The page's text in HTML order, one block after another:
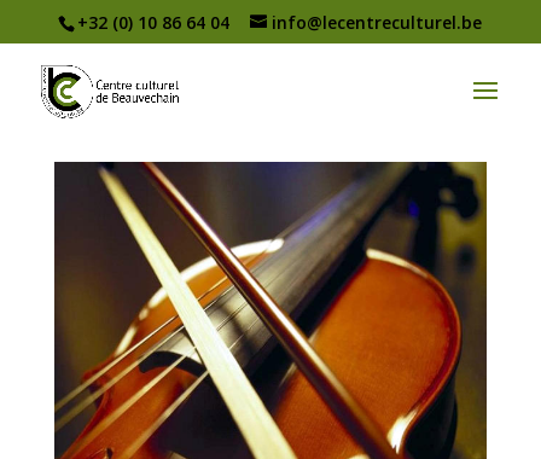
+32 (0) 10 86 64 04 info@lecentreculturel.be